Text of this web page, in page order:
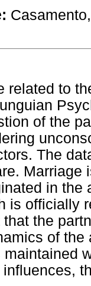
related to
of the
The
Marriage
in the
is officially
the
of the